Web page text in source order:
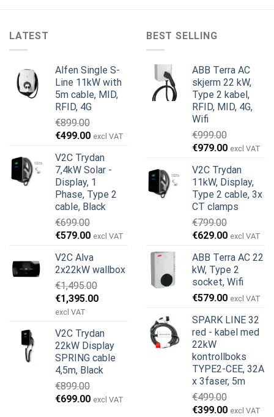
LATEST
Alfen Single S-
Line 11kW with
5m cable, MID,
RFID, 4G
€899.00
Opprinnelig
var:
€899.00.
€499.00Nåværende
er:
€499.00.
excl VAT
V2C Trydan
7,4kW Solar -
Display, 1
Phase, Type 2
cable, Black
€699.00
Opprinnelig
var:
€699.00.
€579.00Nåværende
er:
€579.00.
excl VAT
V2C Alva
2x22kW wallbox
€1,495.00
Opprinnelig
pris
€1,495.00.
€1,395.00Nåværende
€1,395.00.
excl VAT
V2C Trydan
22kW Display
SPRING cable
4,5m, Black
€899.00
Opprinnelig
€699.00Nåværende
excl VAT
BEST SELLING
ABB Terra AC
skjerm 22 kW,
Type 2 kabel,
RFID, MID, 4G,
Wifi
€999.00
Opprinnelig
var:
€999.00.
€979.00
er:
€979.00.
excl VAT
V2C Trydan
11kW, Display,
Type 2 cable, 3x
CT clamps
€799.00
Opprinnelig
var:
€799.00.
€629.00
er:
€629.00.
excl VAT
ABB Terra AC 22
kW, Type 2
socket, Wifi
€579.00 excl VAT
SPARK LINE 32
red - kabel med
22kW
kontrollboks
TYPE2-CEE, 32A
x 3faser, 5m
€499.00
Opprinnelig
€399.00 excl VAT